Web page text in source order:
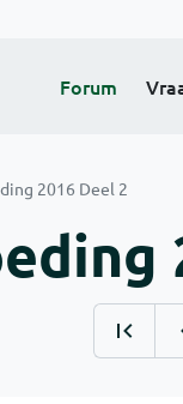
Forum
2016 Deel 2